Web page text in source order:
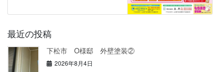
最近の投稿
下松市 O様邸 外壁塗装②
2026年8月4日